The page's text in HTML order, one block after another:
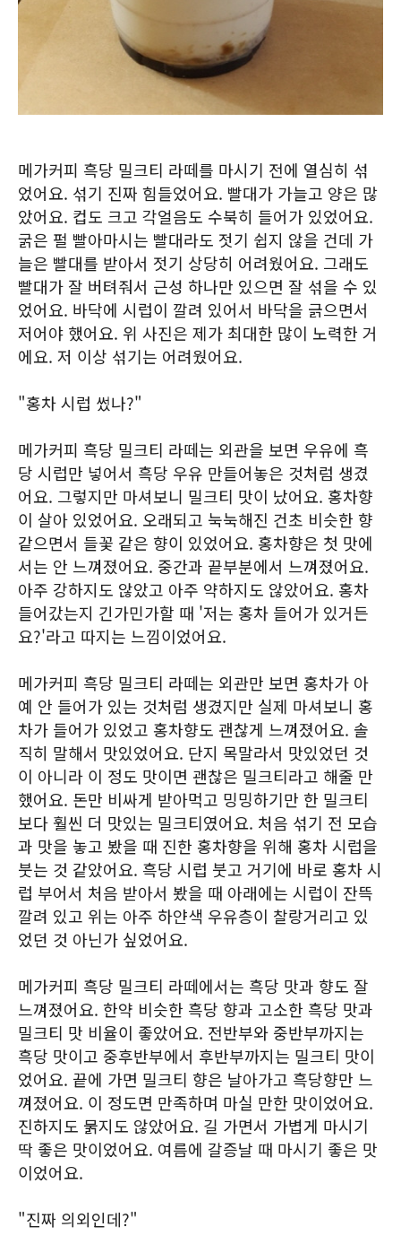
메가커피 흑당 밀크티 라떼를 마시기 전에 열심히 섞
었어요. 섞기 진짜 힘들었어요. 빨대가 가늘고 양은 많
았어요. 컵도 크고 각얼음도 수북히 들어가 있었어요.
굵은 펄 빨아마시는 빨대라도 젓기 쉽지 않을 건데 가
늘은 빨대를 받아서 젓기 상당히 어려웠어요. 그래도
빨대가 잘 버텨줘서 근성 하나만 있으면 잘 섞을 수 있
었어요. 바닥에 시럽이 깔려 있어서 바닥을 긁으면서
저어야 했어요. 위 사진은 제가 최대한 많이 노력한 거
에요. 저 이상 섞기는 어려웠어요.
"홍차 시럽 썼나?"
메가커피 흑당 밀크티 라떼는 외관을 보면 우유에 흑
당 시럽만 넣어서 흑당 우유 만들어놓은 것처럼 생겼
어요. 그렇지만 마셔보니 밀크티 맛이 났어요. 홍차향
이 살아 있었어요. 오래되고 눅눅해진 건초 비슷한 향
같으면서 들꽃 같은 향이 있었어요. 홍차향은 첫 맛에
서는 안 느껴졌어요. 중간과 끝부분에서 느껴졌어요.
아주 강하지도 않았고 아주 약하지도 않았어요. 홍차
들어갔는지 긴가민가할 때 '저는 홍차 들어가 있거든
요?'라고 따지는 느낌이었어요.
메가커피 흑당 밀크티 라떼는 외관만 보면 홍차가 아
예 안 들어가 있는 것처럼 생겼지만 실제 마셔보니 홍
차가 들어가 있었고 홍차향도 괜찮게 느껴졌어요. 솔
직히 말해서 맛있었어요. 단지 목말라서 맛있었던 것
이 아니라 이 정도 맛이면 괜찮은 밀크티라고 해줄 만
했어요. 돈만 비싸게 받아먹고 밍밍하기만 한 밀크티
보다 훨씬 더 맛있는 밀크티였어요. 처음 섞기 전 모습
과 맛을 놓고 봤을 때 진한 홍차향을 위해 홍차 시럽을
붓는 것 같았어요. 흑당 시럽 붓고 거기에 바로 홍차 시
럽 부어서 처음 받아서 봤을 때 아래에는 시럽이 잔뜩
깔려 있고 위는 아주 하얀색 우유층이 찰랑거리고 있
었던 것 아닌가 싶었어요.
메가커피 흑당 밀크티 라떼에서는 흑당 맛과 향도 잘
느껴졌어요. 한약 비슷한 흑당 향과 고소한 흑당 맛과
밀크티 맛 비율이 좋았어요. 전반부와 중반부까지는
흑당 맛이고 중후반부에서 후반부까지는 밀크티 맛이
었어요. 끝에 가면 밀크티 향은 날아가고 흑당향만 느
껴졌어요. 이 정도면 만족하며 마실 만한 맛이었어요.
진하지도 묽지도 않았어요. 길 가면서 가볍게 마시기
딱 좋은 맛이었어요. 여름에 갈증날 때 마시기 좋은 맛
이었어요.
"진짜 의외인데?"